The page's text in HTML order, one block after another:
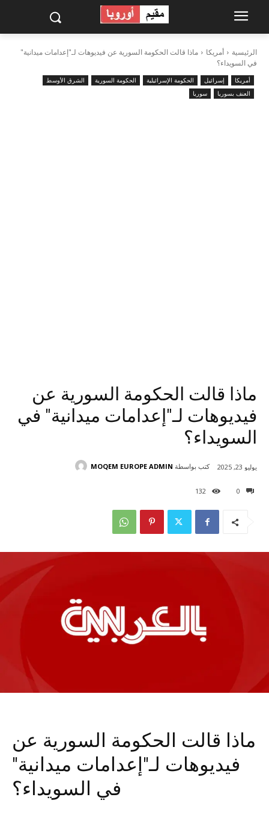
الرئيسية أمريكا
ماذا قالت الحكومة السورية عن فيديوهات لـ"إعدامات ميدانية"
في السويداء؟
أمريكا إسرائيل الحكومة الإسرائيلية الحكومة السورية
الشرق الأوسط
العنف بسوريا
سوريا
ماذا قالت الحكومة السورية عن
فيديوهات لـ"إعدامات ميدانية" في
السويداء؟
0
132
يوليو 23, 2025 كتب بواسطة MOQEM EUROPE ADMIN
ماذا قالت الحكومة السورية عن
فيديوهات لـ"إعدامات ميدانية"
في السويداء؟